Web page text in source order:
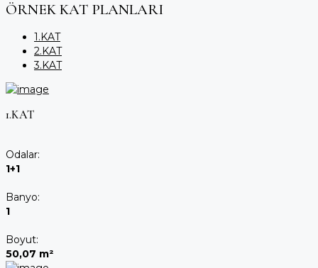
ÖRNEK KAT PLANLARI
1.KAT
2.KAT
3.KAT
1.KAT
Odalar:
1+1
Banyo:
1
Boyut:
50,07 m²